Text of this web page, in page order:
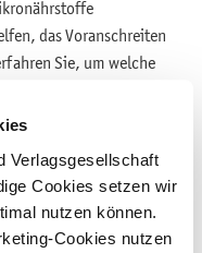
Verlagsgesellschaft
Cookies setzen wir
nutzen können.
Cookies nutzen
das Voranschreiten
Sie, um welche
mit
Mit der